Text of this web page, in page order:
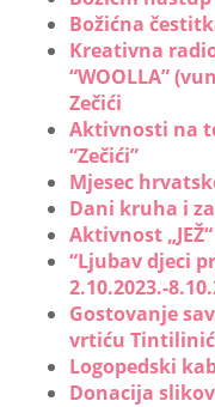
Božićna
Kreativna
“WOOLLA”
Zečići
Aktivnosti na
“Zečići”
Mjesec
Dani kruha i
Aktivnost „JEŽ“
“Ljubav djeci
2.10.2023.-
Gostovanje
vrtiću Tintilinić
Logopedski
Donacija